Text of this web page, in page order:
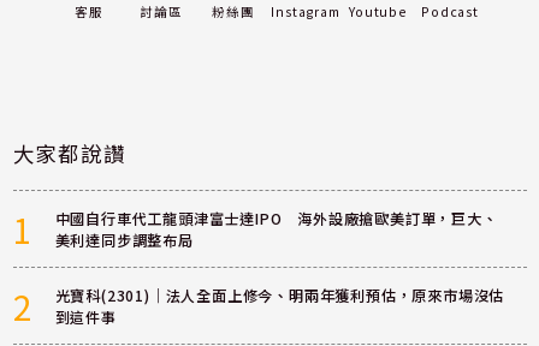
客服 討論區 粉絲團 Instagram Youtube Podcast
大家都說讚
1
中國自行車代工龍頭津富士達IPO 海外設廠搶歐美訂單，巨大、
美利達同步調整布局
2
光寶科(2301)｜法人全面上修今、明兩年獲利預估，原來市場沒估
到這件事